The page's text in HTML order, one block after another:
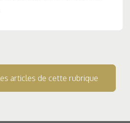
articles de cette rubrique